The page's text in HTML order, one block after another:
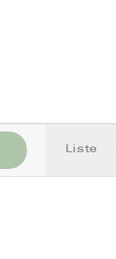
Liste